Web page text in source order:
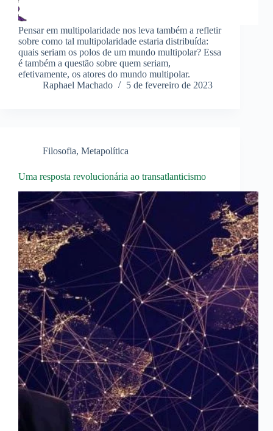
Pensar em multipolaridade nos leva também a refletir
sobre como tal multipolaridade estaria distribuída:
quais seriam os polos de um mundo multipolar? Essa
é também a questão sobre quem seriam,
efetivamente, os atores do mundo multipolar.
Raphael Machado
5 de fevereiro de 2023
Filosofia, Metapolítica
Uma resposta revolucionária ao transatlanticismo